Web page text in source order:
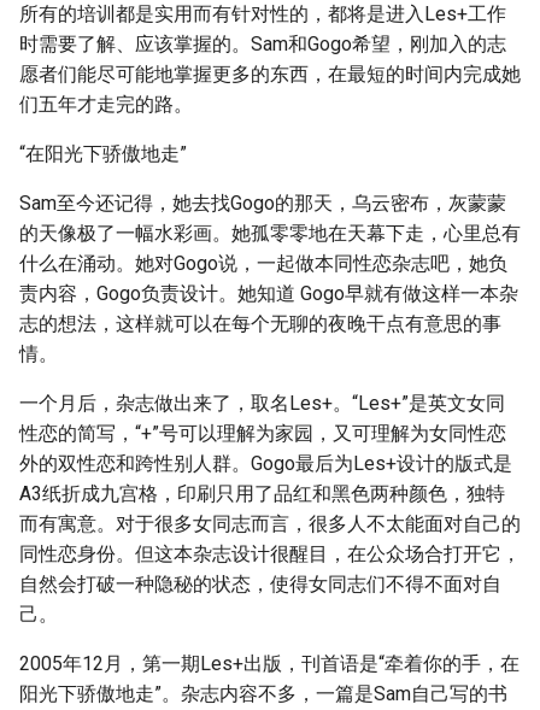
所有的培训都是实用而有针对性的，都将是进入Les+工作
时需要了解、应该掌握的。Sam和Gogo希望，刚加入的志
愿者们能尽可能地掌握更多的东西，在最短的时间内完成她
们五年才走完的路。
“在阳光下骄傲地走”
Sam至今还记得，她去找Gogo的那天，乌云密布，灰蒙蒙
的天像极了一幅水彩画。她孤零零地在天幕下走，心里总有
什么在涌动。她对Gogo说，一起做本同性恋杂志吧，她负
责内容，Gogo负责设计。她知道 Gogo早就有做这样一本杂
志的想法，这样就可以在每个无聊的夜晚干点有意思的事
情。
一个月后，杂志做出来了，取名Les+。“Les+”是英文女同
性恋的简写，“+”号可以理解为家园，又可理解为女同性恋
外的双性恋和跨性别人群。Gogo最后为Les+设计的版式是
A3纸折成九宫格，印刷只用了品红和黑色两种颜色，独特
而有寓意。对于很多女同志而言，很多人不太能面对自己的
同性恋身份。但这本杂志设计很醒目，在公众场合打开它，
自然会打破一种隐秘的状态，使得女同志们不得不面对自
己。
2005年12月，第一期Les+出版，刊首语是“牵着你的手，在
阳光下骄傲地走”。杂志内容不多，一篇是Sam自己写的书